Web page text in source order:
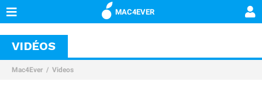
MAC4EVER
VIDÉOS
Mac4Ever Videos